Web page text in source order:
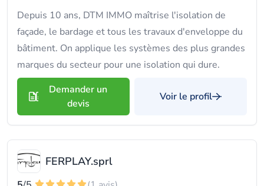
Depuis 10 ans, DTM IMMO maîtrise l'isolation de
façade, le bardage et tous les travaux d'enveloppe du
bâtiment. On applique les systèmes des plus grandes
marques du secteur pour une isolation qui dure.
Demander un
devis
Voir le profil
FERPLAY.sprl